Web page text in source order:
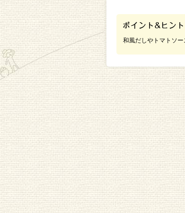
和風だしやトマトソー